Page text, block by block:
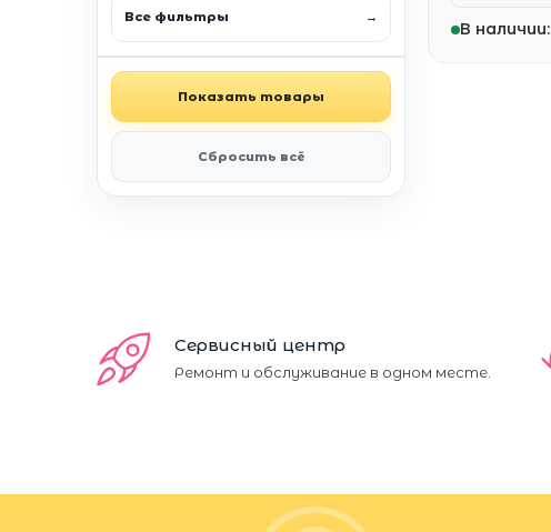
Все фильтры →
Показать товары
Сбросить всё
В наличии:
Сервисный центр
Ремонт и обслуживание в одном месте.